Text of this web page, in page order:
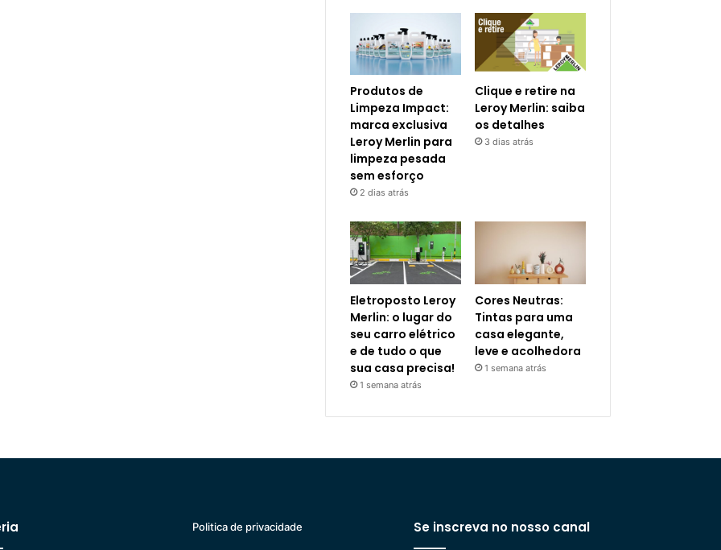
Produtos de
Limpeza Impact:
marca exclusiva
Leroy Merlin para
limpeza pesada
sem esforço
2 dias atrás
Clique e retire na
Leroy Merlin: saiba
os detalhes
3 dias atrás
Eletroposto Leroy
Merlin: o lugar do
seu carro elétrico
e de tudo o que
sua casa precisa!
1 semana atrás
Cores Neutras:
Tintas para uma
casa elegante,
leve e acolhedora
1 semana atrás
Politica de privacidade Se inscreva no nosso canal